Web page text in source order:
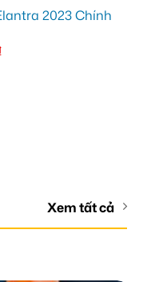
2023 Chính
Xem tất cả